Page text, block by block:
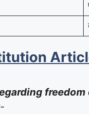
freedom